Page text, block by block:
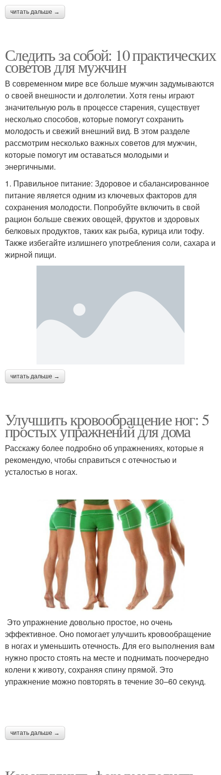
читать дальше →
Следить за собой: 10 практических
советов для мужчин
В современном мире все больше мужчин задумываются
о своей внешности и долголетии. Хотя гены играют
значительную роль в процессе старения, существует
несколько способов, которые помогут сохранить
молодость и свежий внешний вид. В этом разделе
рассмотрим несколько важных советов для мужчин,
которые помогут им оставаться молодыми и
энергичными.
1. Правильное питание: Здоровое и сбалансированное
питание является одним из ключевых факторов для
сохранения молодости. Попробуйте включить в свой
рацион больше свежих овощей, фруктов и здоровых
белковых продуктов, таких как рыба, курица или тофу.
Также избегайте излишнего употребления соли, сахара и
жирной пищи.
читать дальше →
Улучшить кровообращение ног: 5
простых упражнений для дома
Расскажу более подробно об упражнениях, которые я
рекомендую, чтобы справиться с отечностью и
усталостью в ногах.
Это упражнение довольно простое, но очень
эффективное. Оно помогает улучшить кровообращение
в ногах и уменьшить отечность. Для его выполнения вам
нужно просто стоять на месте и поднимать поочередно
колени к животу, сохраняя спину прямой. Это
упражнение можно повторять в течение 30–60 секунд.
читать дальше →